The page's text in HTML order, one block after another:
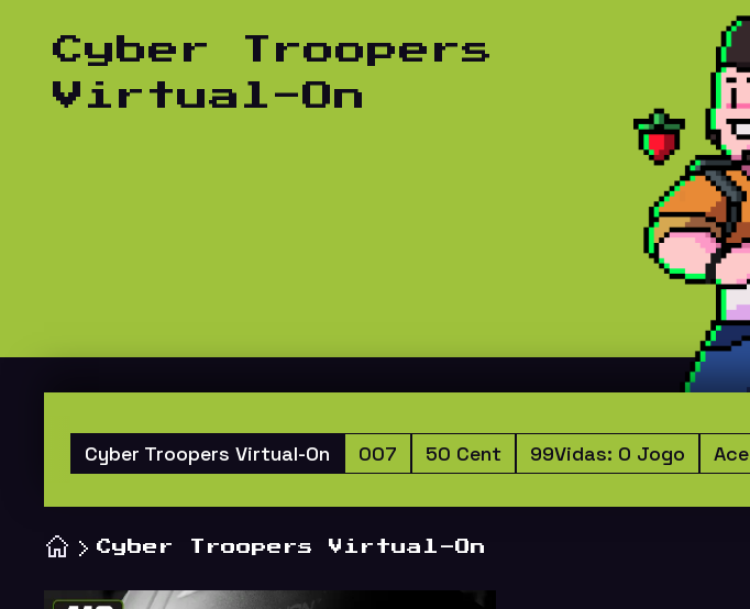
Cyber Troopers
Virtual-On
007 50 Cent 99Vidas: O Jogo
Cyber Troopers Virtual-On
Cyber Troopers Virtual-On